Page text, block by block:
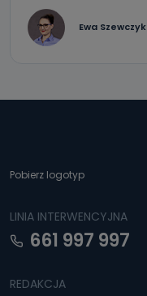
Ewa Szewczyk
Pobierz logotyp
LINIA INTERWENCYJNA
661 997 997
REDAKCJA